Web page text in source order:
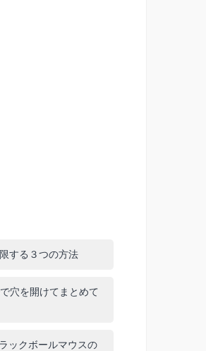
する３つの方法
穴を開けてまとめて
ックボールマウスの